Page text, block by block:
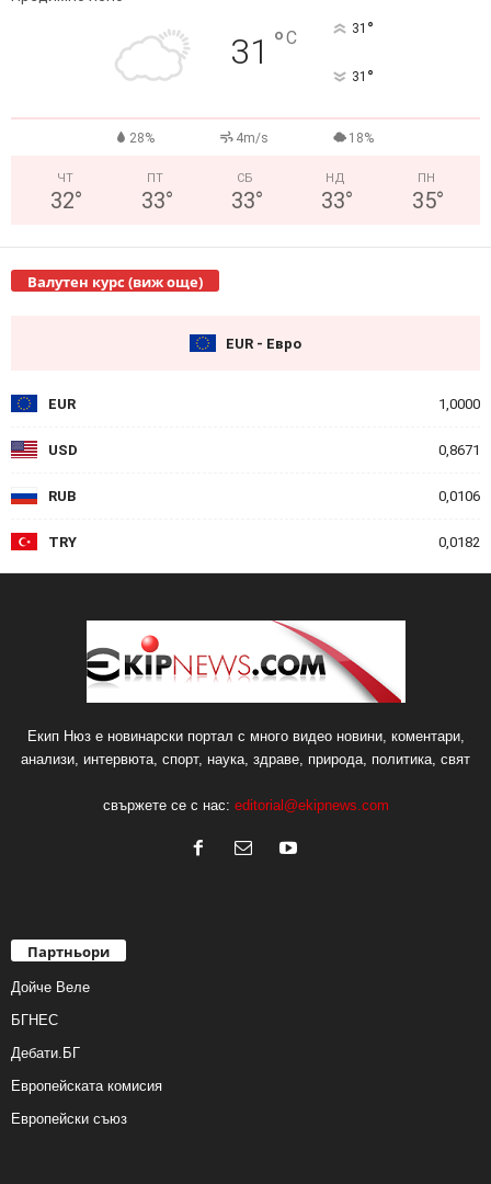
31 °C 31 °
31 °
28% 4m/s 18%
ЧТ
32°
ПТ
33°
СБ
33°
НД
33°
ПН
35°
Валутен курс (виж още)
EUR - Евро
EUR 1,0000
USD 0,8671
RUB 0,0106
TRY 0,0182
Екип Нюз е новинарски портал с много видео новини, коментари,
анализи, интервюта, спорт, наука, здраве, природа, политика, свят
свържете се с нас: editorial@ekipnews.com
Партньори
Дойче Веле
БГНЕС
Дебати.БГ
Европейската комисия
Европейски съюз